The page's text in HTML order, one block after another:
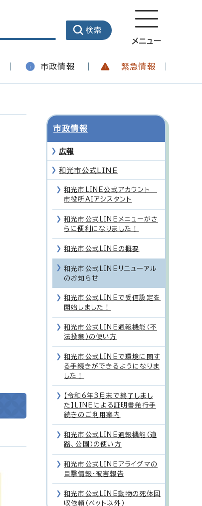
メニュー
市政情報 緊急情報
市政情報
広報
和光市公式LINE
和光市LINE公式アカウント
市役所AIアシスタント
和光市公式LINEメニューがさ
らに便利になりました！
和光市公式LINEの概要
和光市公式LINEリニューアル
のお知らせ
和光市公式LINEで受信設定を
開始しました！
和光市公式LINE通報機能（不
法投棄）の使い方
和光市公式LINEで環境に関す
る手続きができるようになりま
した！
【令和6年3月末で終了しまし
た】LINEによる証明書発行手
続きのご利用案内
和光市公式LINE通報機能（道
路、公園）の使い方
和光市公式LINEアライグマの
目撃情報・被害報告
和光市公式LINE動物の死体回
収依頼（ペット以外）